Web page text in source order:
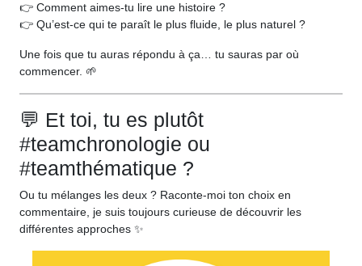
👉 Comment aimes-tu lire une histoire ?
👉 Qu’est-ce qui te paraît le plus fluide, le plus naturel ?
Une fois que tu auras répondu à ça… tu sauras par où
commencer. 🌱
💬 Et toi, tu es plutôt
#teamchronologie ou
#teamthématique ?
Ou tu mélanges les deux ? Raconte-moi ton choix en
commentaire, je suis toujours curieuse de découvrir les
différentes approches ✨